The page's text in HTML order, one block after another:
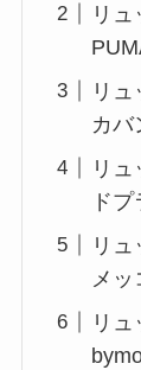
リ
リ
カバ
リ
ドプ
リ
メッ
リ